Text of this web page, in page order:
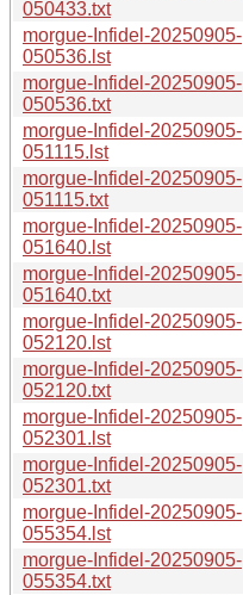
050433.txt
morgue-Infidel-20250905-
050536.lst
morgue-Infidel-20250905-
050536.txt
morgue-Infidel-20250905-
051115.lst
morgue-Infidel-20250905-
051115.txt
morgue-Infidel-20250905-
051640.lst
morgue-Infidel-20250905-
051640.txt
morgue-Infidel-20250905-
052120.lst
morgue-Infidel-20250905-
052120.txt
morgue-Infidel-20250905-
052301.lst
morgue-Infidel-20250905-
052301.txt
morgue-Infidel-20250905-
055354.lst
morgue-Infidel-20250905-
055354.txt